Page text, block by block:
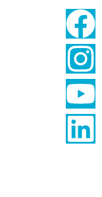
F
a
c
e
b
I
n
s
t
a
Y
o
u
t
u
L
i
n
k
e